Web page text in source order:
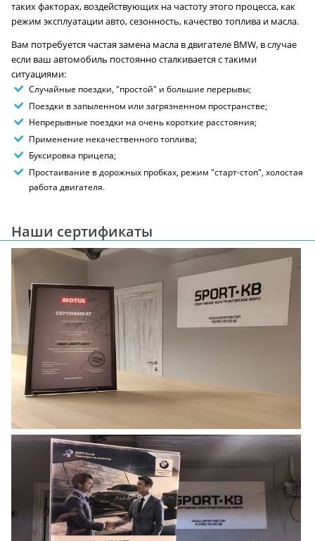
таких факторах, воздействующих на частоту этого процесса, как
режим эксплуатации авто, сезонность, качество топлива и масла.
Вам потребуется частая замена масла в двигателе BMW, в случае
если ваш автомобиль постоянно сталкивается с такими
ситуациями:
Случайные поездки, "простой" и большие перерывы;
Поездки в запыленном или загрязненном пространстве;
Непрерывные поездки на очень короткие расстояния;
Применение некачественного топлива;
Буксировка прицепа;
Простаивание в дорожных пробках, режим "старт-стоп", холостая
работа двигателя.
Наши сертификаты